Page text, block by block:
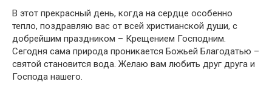
В этот прекрасный день, когда на сердце особенно
тепло, поздравляю вас от всей христианской души, с
добрейшим праздником – Крещением Господним.
Сегодня сама природа проникается Божьей Благодатью –
святой становится вода. Желаю вам любить друг друга и
Господа нашего.